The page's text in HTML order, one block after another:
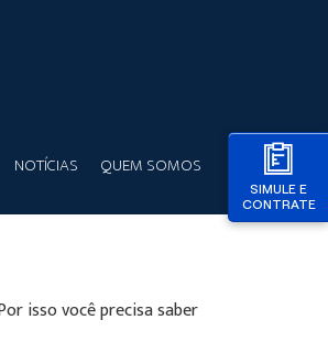
SIMULE E
CONTRATE
NOTÍCIAS QUEM SOMOS
isso você precisa saber